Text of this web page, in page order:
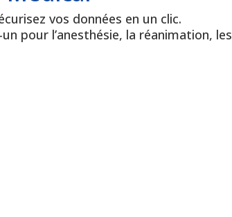
vos données en un clic.
pour l’anesthésie, la réanimation, les